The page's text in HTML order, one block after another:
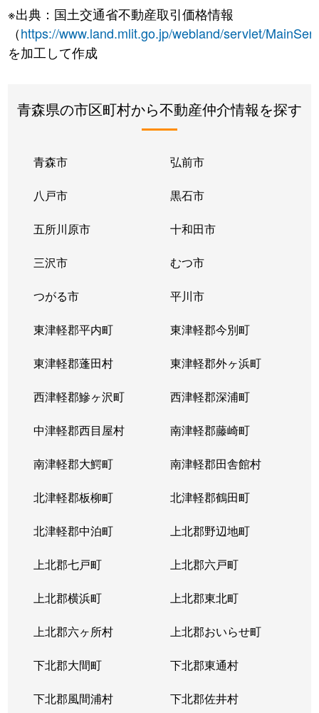
※出典：国土交通省不動産取引価格情報
（https://www.land.mlit.go.jp/webland/servlet/
を加工して作成
青森県の市区町村から不動産仲介情報を探す
青森市 弘前市
八戸市 黒石市
五所川原市 十和田市
三沢市 むつ市
つがる市 平川市
東津軽郡平内町 東津軽郡今別町
東津軽郡蓬田村 東津軽郡外ヶ浜町
西津軽郡鰺ヶ沢町 西津軽郡深浦町
中津軽郡西目屋村 南津軽郡藤崎町
南津軽郡大鰐町 南津軽郡田舎館村
北津軽郡板柳町 北津軽郡鶴田町
北津軽郡中泊町 上北郡野辺地町
上北郡七戸町 上北郡六戸町
上北郡横浜町 上北郡東北町
上北郡六ヶ所村 上北郡おいらせ町
下北郡大間町 下北郡東通村
下北郡風間浦村 下北郡佐井村